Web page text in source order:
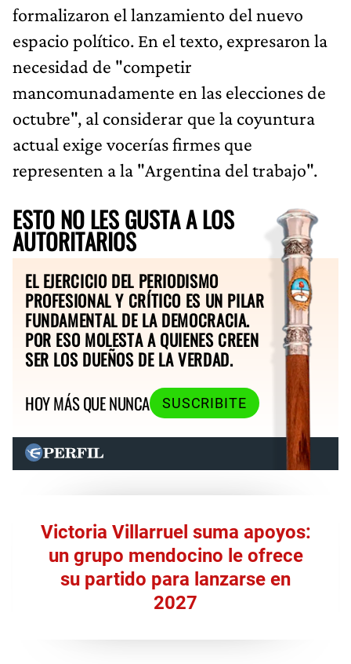
formalizaron el lanzamiento del nuevo
espacio político. En el texto, expresaron la
necesidad de "competir
mancomunadamente en las elecciones de
octubre", al considerar que la coyuntura
actual exige vocerías firmes que
representen a la "Argentina del trabajo".
ESTO NO LES GUSTA A LOS
AUTORITARIOS
EL EJERCICIO DEL PERIODISMO
PROFESIONAL Y CRÍTICO ES UN PILAR
FUNDAMENTAL DE LA DEMOCRACIA.
POR ESO MOLESTA A QUIENES CREEN
SER LOS DUEÑOS DE LA VERDAD.
HOY MÁS QUE NUNCA
SUSCRIBITE
Victoria Villarruel suma apoyos:
un grupo mendocino le ofrece
su partido para lanzarse en
2027